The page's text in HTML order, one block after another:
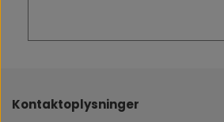
Kontaktoplysninger